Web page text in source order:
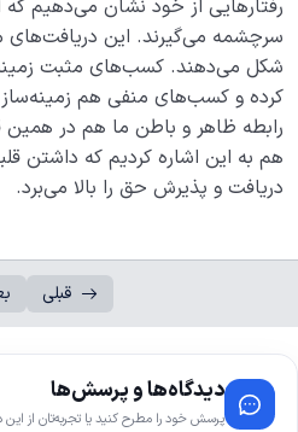
رفتارهایی از خود نشان می‌دهیم
سرچشمه می‌گیرند. این دریافت‌های
شکل می‌دهند. کسب‌های مثبت زمینۀ
کرده و کسب‌های منفی هم زمینه‌ساز
رابطه ظاهر و باطن ما هم در
هم به این اشاره کردیم که داشتن
دریافت و پذیرش حق را بالا می‌برد.
قبلی
دیدگاه‌ها و پرسش‌ها
پرسش خود را مطرح کنید یا تجربه‌تان از این